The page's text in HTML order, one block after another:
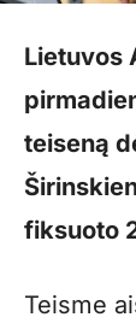
Lietuvos
teiseną
fiksuoto
Teisme